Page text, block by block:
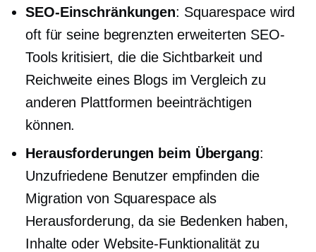
SEO-Einschränkungen: Squarespace wird
oft für seine begrenzten erweiterten SEO-
Tools kritisiert, die die Sichtbarkeit und
Reichweite eines Blogs im Vergleich zu
anderen Plattformen beeinträchtigen
können.
Herausforderungen beim Übergang:
Unzufriedene Benutzer empfinden die
Migration von Squarespace als
Herausforderung, da sie Bedenken haben,
Inhalte oder Website-Funktionalität zu